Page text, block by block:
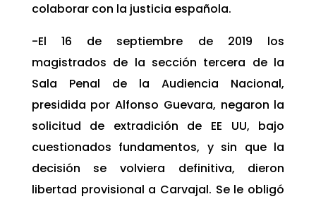
colaborar con la justicia española.
-El 16 de septiembre de 2019 los
magistrados de la sección tercera de la
Sala Penal de la Audiencia Nacional,
presidida por Alfonso Guevara, negaron la
solicitud de extradición de EE UU, bajo
cuestionados fundamentos, y sin que la
decisión se volviera definitiva, dieron
libertad provisional a Carvajal. Se le obligó